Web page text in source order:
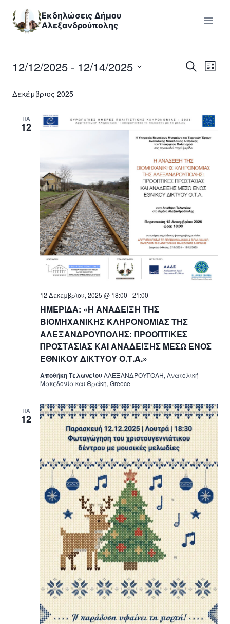
content
Εκδηλώσεις Δήμου
Αλεξανδρούπολης
Εκδηλώσεις
and
Views
Αναζήτηση
Λίστα
12/12/2025 - 12/14/2025
ημερομηνία
Δεκέμβριος 2025
ΠΑ
12
ΗΜΕΡΙΔΑ: «Η ΑΝΑΔΕΙΞΗ ΤΗΣ
ΒΙΟΜΗΧΑΝΙΚΗΣ ΚΛΗΡΟΝΟΜΙΑΣ ΤΗΣ
ΑΛΕΞΑΝΔΡΟΥΠΟΛΗΣ: ΠΡΟΟΠΤΙΚΕΣ
ΠΡΟΣΤΑΣΙΑΣ ΚΑΙ ΑΝΑΔΕΙΞΗΣ ΜΕΣΩ ΕΝΟΣ
ΕΘΝΙΚΟΥ ΔΙΚΤΥΟΥ Ο.Τ.Α.»
12 Δεκεμβρίου, 2025 @ 18:00 -21:00
Αποθήκη ΤελωνείουΑΛΕΞΑΝΔΡΟΥΠΟΛΗ, Ανατολική
Μακεδονία και Θράκη, Greece
ΠΑ
12